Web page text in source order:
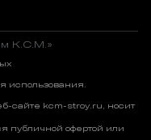
К.С.М.»
использования.
сайте kcm-stroy.ru, носит
публичной офертой или